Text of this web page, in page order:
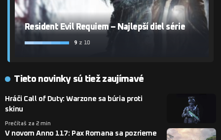
Resident Evil Requiem – Najlepší diel série
9 z 10
Tieto novinky sú tiež zaujímavé
Hráči Call of Duty: Warzone sa búria proti
skinu
Prečítaš za 2 min
V novom Anno 117: Pax Romana sa pozrieme